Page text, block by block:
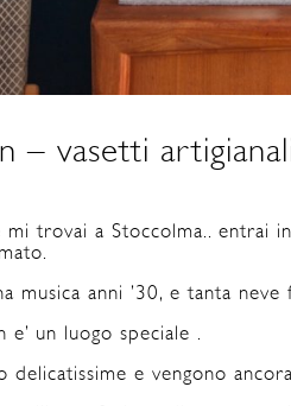
– vasetti
mi trovai a Stoccolma.. entrai
musica anni ’30, e tanta
un luogo speciale .
delicatissime e vengono